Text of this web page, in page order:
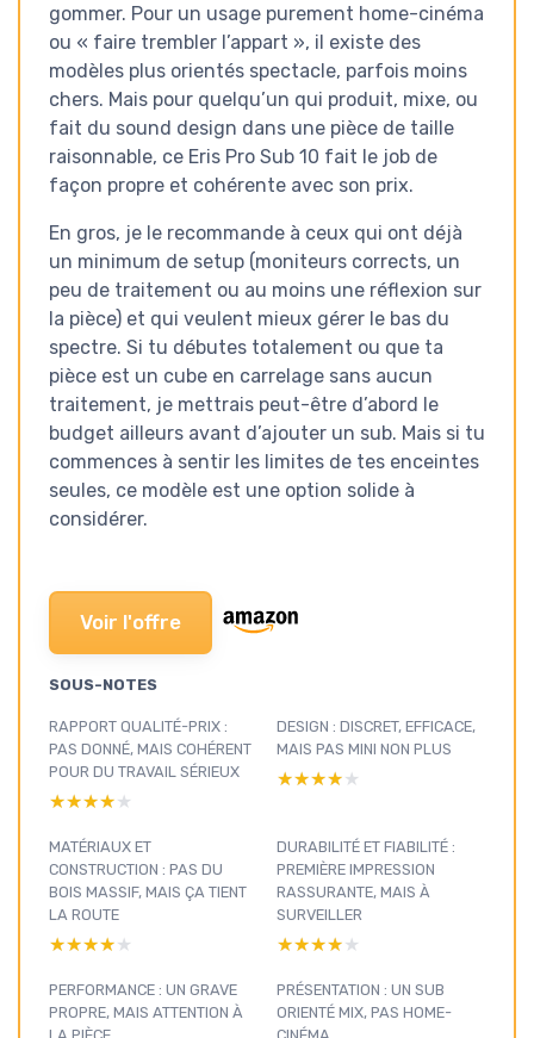
gommer. Pour un usage purement home-cinéma
ou « faire trembler l’appart », il existe des
modèles plus orientés spectacle, parfois moins
chers. Mais pour quelqu’un qui produit, mixe, ou
fait du sound design dans une pièce de taille
raisonnable, ce Eris Pro Sub 10 fait le job de
façon propre et cohérente avec son prix.
En gros, je le recommande à ceux qui ont déjà
un minimum de setup (moniteurs corrects, un
peu de traitement ou au moins une réflexion sur
la pièce) et qui veulent mieux gérer le bas du
spectre. Si tu débutes totalement ou que ta
pièce est un cube en carrelage sans aucun
traitement, je mettrais peut-être d’abord le
budget ailleurs avant d’ajouter un sub. Mais si tu
commences à sentir les limites de tes enceintes
seules, ce modèle est une option solide à
considérer.
Voir l'offre
SOUS-NOTES
RAPPORT QUALITÉ-PRIX :
PAS DONNÉ, MAIS COHÉRENT
POUR DU TRAVAIL SÉRIEUX
★★★★★
★★★★★
DESIGN : DISCRET, EFFICACE,
MAIS PAS MINI NON PLUS
★★★★★
★★★★★
MATÉRIAUX ET
CONSTRUCTION : PAS DU
BOIS MASSIF, MAIS ÇA TIENT
LA ROUTE
★★★★★
★★★★★
DURABILITÉ ET FIABILITÉ :
PREMIÈRE IMPRESSION
RASSURANTE, MAIS À
SURVEILLER
★★★★★
★★★★★
PERFORMANCE : UN GRAVE
PROPRE, MAIS ATTENTION À
PRÉSENTATION : UN SUB
ORIENTÉ MIX, PAS HOME-